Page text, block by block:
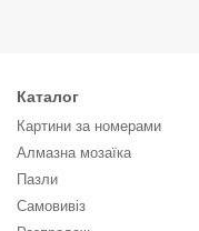
Каталог
Картини за номерами
Алмазна мозаїка
Пазли
Самовивіз